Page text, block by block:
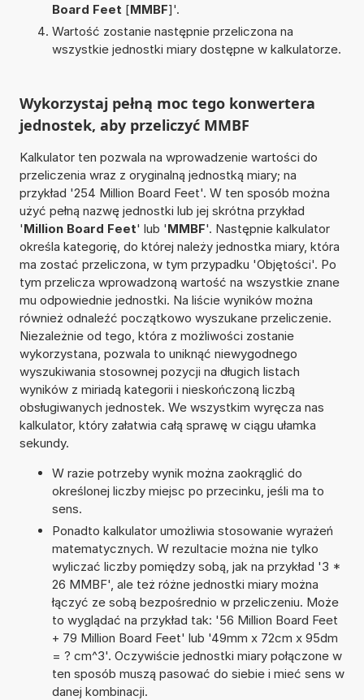
Board Feet [MMBF]'.
Wartość zostanie następnie przeliczona na
wszystkie jednostki miary dostępne w kalkulatorze.
Wykorzystaj pełną moc tego konwertera
jednostek, aby przeliczyć MMBF
Kalkulator ten pozwala na wprowadzenie wartości do
przeliczenia wraz z oryginalną jednostką miary; na
przykład '254 Million Board Feet'. W ten sposób można
użyć pełną nazwę jednostki lub jej skrótna przykład
'Million Board Feet' lub 'MMBF'. Następnie kalkulator
określa kategorię, do której należy jednostka miary, która
ma zostać przeliczona, w tym przypadku 'Objętości'. Po
tym przelicza wprowadzoną wartość na wszystkie znane
mu odpowiednie jednostki. Na liście wyników można
również odnaleźć początkowo wyszukane przeliczenie.
Niezależnie od tego, która z możliwości zostanie
wykorzystana, pozwala to uniknąć niewygodnego
wyszukiwania stosownej pozycji na długich listach
wyników z miriadą kategorii i nieskończoną liczbą
obsługiwanych jednostek. We wszystkim wyręcza nas
kalkulator, który załatwia całą sprawę w ciągu ułamka
sekundy.
W razie potrzeby wynik można zaokrąglić do
określonej liczby miejsc po przecinku, jeśli ma to
sens.
Ponadto kalkulator umożliwia stosowanie wyrażeń
matematycznych. W rezultacie można nie tylko
wyliczać liczby pomiędzy sobą, jak na przykład '3 *
26 MMBF', ale też różne jednostki miary można
łączyć ze sobą bezpośrednio w przeliczeniu. Może
to wyglądać na przykład tak: '56 Million Board Feet
+ 79 Million Board Feet' lub '49mm x 72cm x 95dm
= ? cm^3'. Oczywiście jednostki miary połączone w
ten sposób muszą pasować do siebie i mieć sens w
danej kombinacji.